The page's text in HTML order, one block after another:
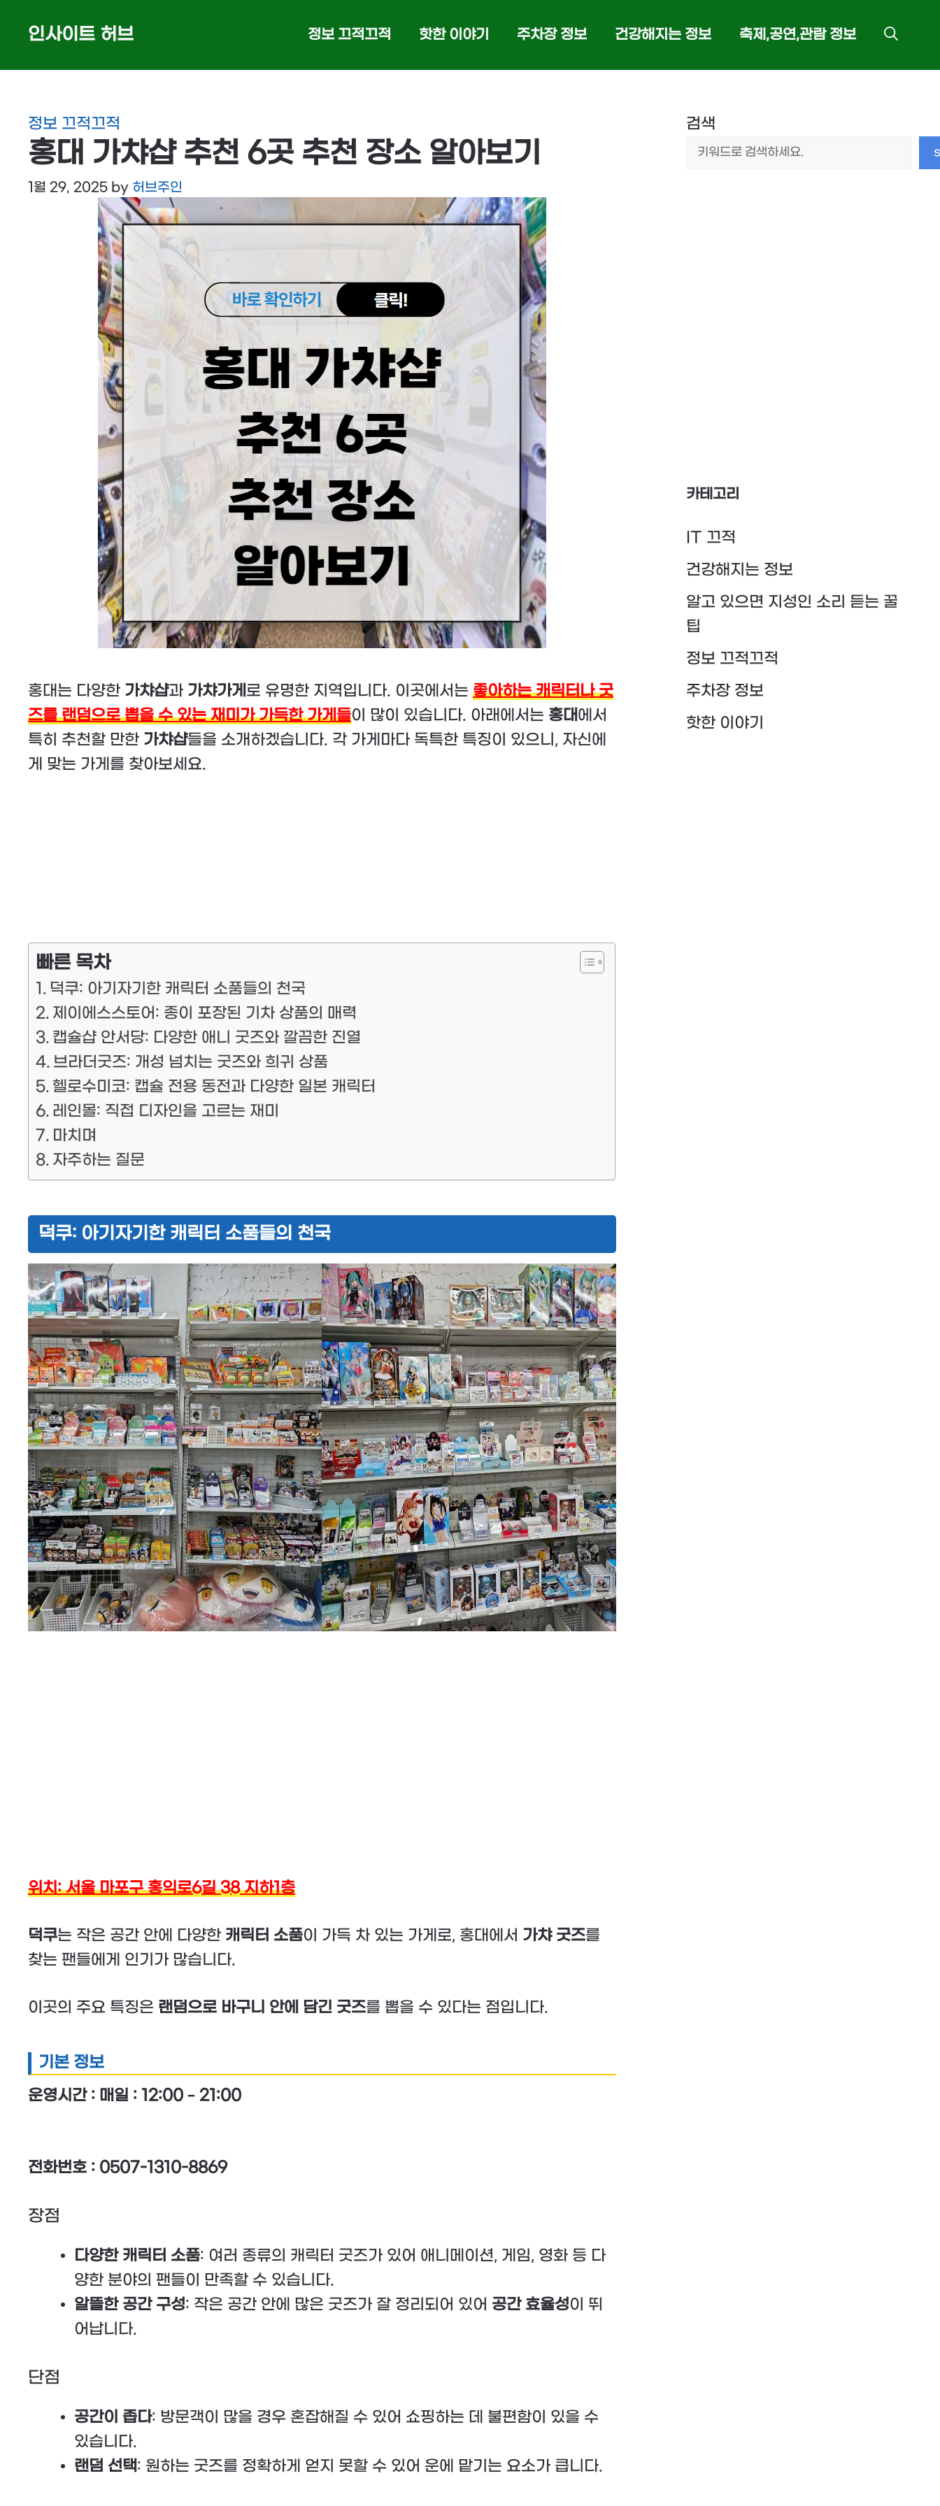
인사이트 허브 정보 끄적끄적 핫한 이야기 주차장 정보 건강해지는 정보 축제,공연,관람 정보
정보 끄적끄적
홍대 가챠샵 추천 6곳 추천 장소 알아보기
1월 29, 2025 by 허브주인
홍대는 다양한 가챠샵과 가챠가게 로 유명한 지역입니다. 이곳에서는 좋아하는 캐릭터나 굿
즈를 랜덤으로 뽑을 수 있는 재미가 가득한 가게들이 많이 있습니다. 아래에서는 홍대에서
특히 추천할 만한 가챠샵들을 소개하겠습니다. 각 가게마다 독특한 특징이 있으니, 자신에
게 맞는 가게를 찾아보세요.
빠른 목차
덕쿠: 아기자기한 캐릭터 소품들의 천국
제이에스스토어: 종이 포장된 기차 상품의 매력
캡슐샵 안서당: 다양한 애니 굿즈와 깔끔한 진열
브라더굿즈: 개성 넘치는 굿즈와 희귀 상품
헬로수미코: 캡슐 전용 동전과 다양한 일본 캐릭터
레인몰: 직접 디자인을 고르는 재미
마치며
자주하는 질문
덕쿠: 아기자기한 캐릭터 소품들의 천국
위치: 서울 마포구 홍익로6길 38 지하1층
덕쿠는 작은 공간 안에 다양한 캐릭터 소품이 가득 차 있는 가게로, 홍대에서 가챠 굿즈를
찾는 팬들에게 인기가 많습니다.
이곳의 주요 특징은 랜덤으로 바구니 안에 담긴 굿즈를 뽑을 수 있다는 점입니다.
기본 정보
운영시간 : 매일 : 12:00 – 21:00
전화번호 : 0507-1310-8869
장점
다양한 캐릭터 소품: 여러 종류의 캐릭터 굿즈가 있어 애니메이션, 게임, 영화 등 다
양한 분야의 팬들이 만족할 수 있습니다.
알뜰한 공간 구성: 작은 공간 안에 많은 굿즈가 잘 정리되어 있어 공간 효율성이 뛰
어납니다.
단점
공간이 좁다: 방문객이 많을 경우 혼잡해질 수 있어 쇼핑하는 데 불편함이 있을 수
있습니다.
랜덤 선택: 원하는 굿즈를 정확하게 얻지 못할 수 있어 운에 맡기는 요소가 큽니다.
검색
카테고리
IT 끄적
건강해지는 정보
알고 있으면 지성인 소리 듣는 꿀
팁
정보 끄적끄적
주차장 정보
핫한 이야기